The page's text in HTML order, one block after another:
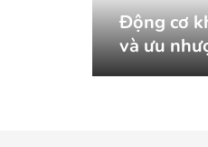
Động cơ
và ưu